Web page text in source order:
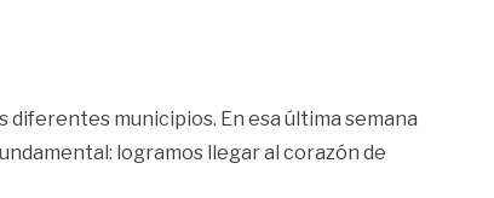
municipios. En esa última semana
logramos llegar al corazón de